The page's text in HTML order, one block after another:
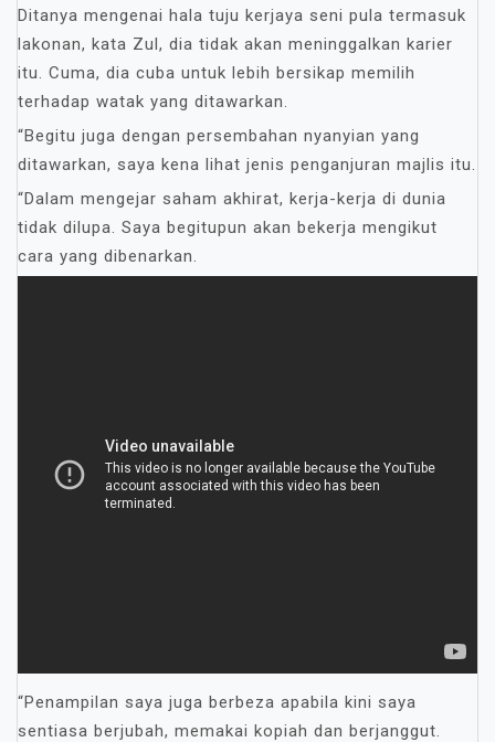
Ditanya mengenai hala tuju kerjaya seni pula termasuk
lakonan, kata Zul, dia tidak akan meninggalkan karier
itu. Cuma, dia cuba untuk lebih bersikap memilih
terhadap watak yang ditawarkan.
“Begitu juga dengan persembahan nyanyian yang
ditawarkan, saya kena lihat jenis penganjuran majlis itu.
“Dalam mengejar saham akhirat, kerja-kerja di dunia
tidak dilupa. Saya begitupun akan bekerja mengikut
cara yang dibenarkan.
“Penampilan saya juga berbeza apabila kini saya
sentiasa berjubah, memakai kopiah dan berjanggut.